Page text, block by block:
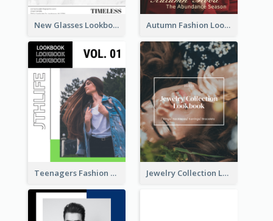
New Glasses Lookbook Autumn Fashion Lookbook
Teenagers Fashion Lookbook Jewelry Collection Lookbook